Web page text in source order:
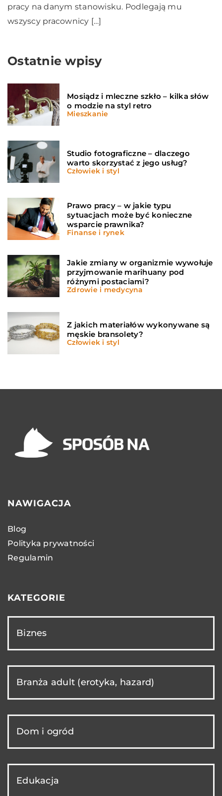
pracy na danym stanowisku. Podlegają mu
wszyscy pracownicy […]
Ostatnie wpisy
Mosiądz i mleczne szkło – kilka słów
o modzie na styl retro
Mieszkanie
Studio fotograficzne – dlaczego
warto skorzystać z jego usług?
Człowiek i styl
Prawo pracy – w jakie typu
sytuacjach może być konieczne
wsparcie prawnika?
Finanse i rynek
Jakie zmiany w organizmie wywołuje
przyjmowanie marihuany pod
różnymi postaciami?
Zdrowie i medycyna
Z jakich materiałów wykonywane są
męskie bransolety?
Człowiek i styl
NAWIGACJA
Blog
Polityka prywatności
Regulamin
KATEGORIE
Biznes
Branża adult (erotyka, hazard)
Dom i ogród
Edukacja